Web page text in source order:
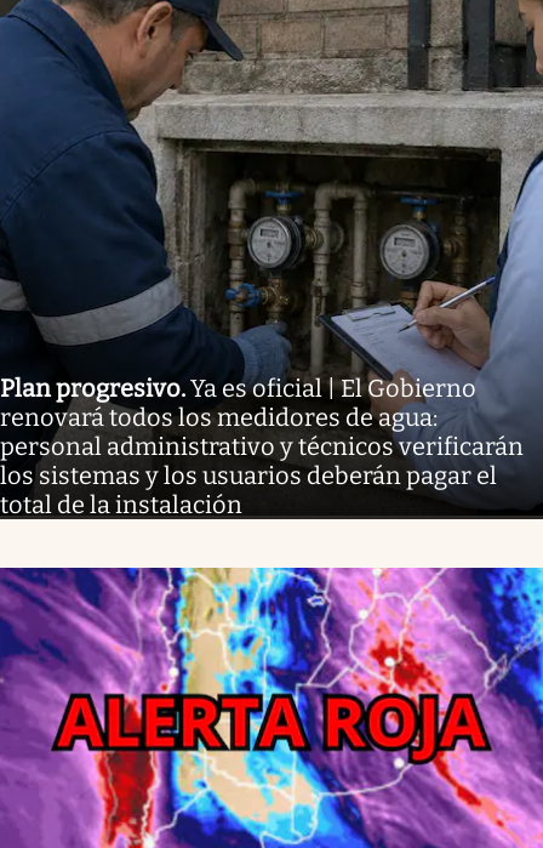
Plan progresivo.Ya es oficial | El Gobierno
renovará todos los medidores de agua:
personal administrativo y técnicos verificarán
los sistemas y los usuarios deberán pagar el
total de la instalación